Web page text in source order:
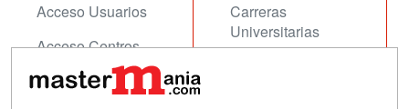
Acceso Usuarios
Acceso Centros
Carreras
Universitarias